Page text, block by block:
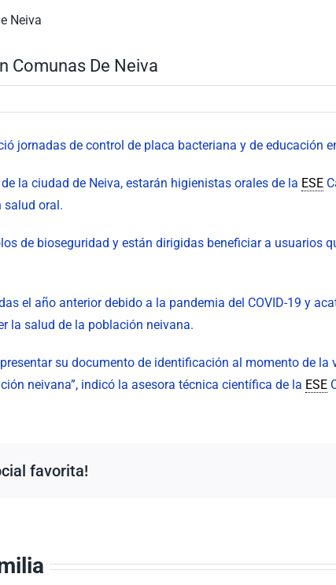
Comunas De Neiva
jornadas de control de placa bacteriana y de educación
la ciudad de Neiva, estarán higienistas orales de la ESE
salud oral.
de bioseguridad y están dirigidas beneficiar a usuarios
el año anterior debido a la pandemia del COVID-19 y
la salud de la población neivana.
su documento de identificación al momento de
neivana”, indicó la asesora técnica científica de la ESE
favorita!